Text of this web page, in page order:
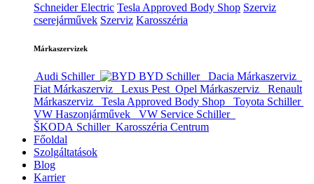
Schneider Electric Tesla Approved Body Shop Szerviz
cserejárművek Szerviz Karosszéria
Márkaszervizek
Audi Schiller BYD Schiller
Dacia Márkaszerviz
Fiat Márkaszerviz
Lexus Pest Opel Márkaszerviz
Renault
Márkaszerviz
Tesla Approved Body Shop
Toyota Schiller
VW Haszonjárművek
VW Service Schiller
ŠKODA Schiller Karosszéria Centrum
Főoldal
Szolgáltatások
Blog
Karrier